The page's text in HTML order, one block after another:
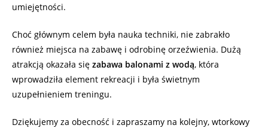
umiejętności.
Choć głównym celem była nauka techniki, nie zabrakło
również miejsca na zabawę i odrobinę orzeźwienia. Dużą
atrakcją okazała się zabawa balonami z wodą, która
wprowadziła element rekreacji i była świetnym
uzupełnieniem treningu.
Dziękujemy za obecność i zapraszamy na kolejny, wtorkowy